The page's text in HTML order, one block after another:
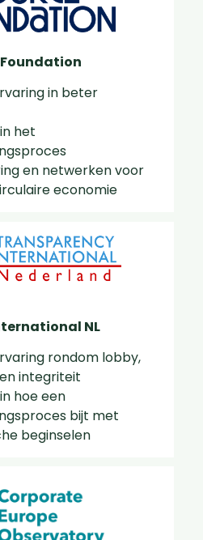
in beter
het
en netwerken voor
economie
NL
rondom lobby,
integriteit
hoe een
bijt met
beginselen